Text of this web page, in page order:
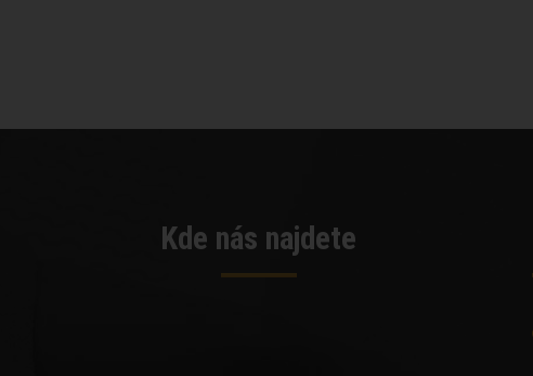
Kde nás najdete